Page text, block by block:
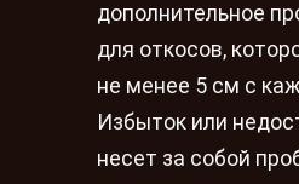
дополнительное
для откосов,
не менее 5 см с
Избыток или
несет за собой